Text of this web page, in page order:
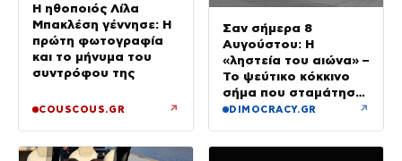
Η ηθοποιός Λίλα
Μπακλέση γέννησε: Η
πρώτη φωτογραφία
και το μήνυμα του
συντρόφου της
COUSCOUS.GR ↗
Σαν σήμερα 8
Αυγούστου: Η
«ληστεία του αιώνα» –
Το ψεύτικο κόκκινο
σήμα που σταμάτησε
τρένο με 2,6 εκατ.
DIMOCRACY.GR ↗